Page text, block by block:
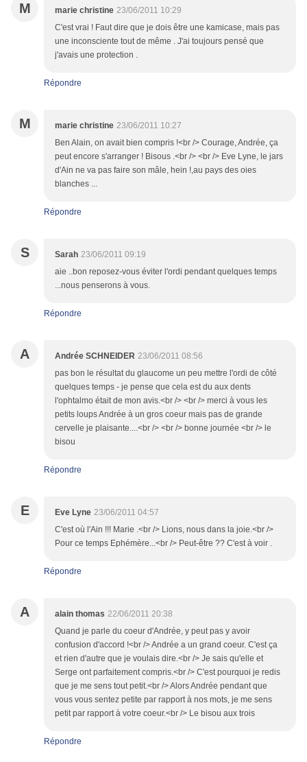
M marie christine 23/06/2011 10:29
C'est vrai ! Faut dire que je dois être une kamicase, mais pas
une inconsciente tout de même . J'ai toujours pensé que
j'avais une protection .
Répondre
M marie christine 23/06/2011 10:27
Ben Alain, on avait bien compris !<br /> Courage, Andrée, ça
peut encore s'arranger ! Bisous .<br /> <br /> Eve Lyne, le jars
d'Ain ne va pas faire son mâle, hein !,au pays des oies
blanches ...
Répondre
S Sarah 23/06/2011 09:19
aie ..bon reposez-vous éviter l'ordi pendant quelques temps
...nous penserons à vous.
Répondre
A Andrée SCHNEIDER 23/06/2011 08:56
pas bon le résultat du glaucome un peu mettre l'ordi de côté
quelques temps - je pense que cela est du aux dents
l'ophtalmo était de mon avis.<br /> <br /> merci à vous les
petits loups Andrée à un gros coeur mais pas de grande
cervelle je plaisante....<br /> <br /> bonne journée <br /> le
bisou
Répondre
E Eve Lyne 23/06/2011 04:57
C'est où l'Ain !!! Marie .<br /> Lions, nous dans la joie.<br />
Pour ce temps Ephémère...<br /> Peut-être ?? C'est à voir .
Répondre
A alain thomas 22/06/2011 20:38
Quand je parle du coeur d'Andrée, y peut pas y avoir
confusion d'accord !<br /> Andrée a un grand coeur. C'est ça
et rien d'autre que je voulais dire.<br /> Je sais qu'elle et
Serge ont parfaitement compris.<br /> C'est pourquoi je redis
que je me sens tout petit.<br /> Alors Andrée pendant que
vous vous sentez petite par rapport à nos mots, je me sens
petit par rapport à votre coeur.<br /> Le bisou aux trois
Répondre